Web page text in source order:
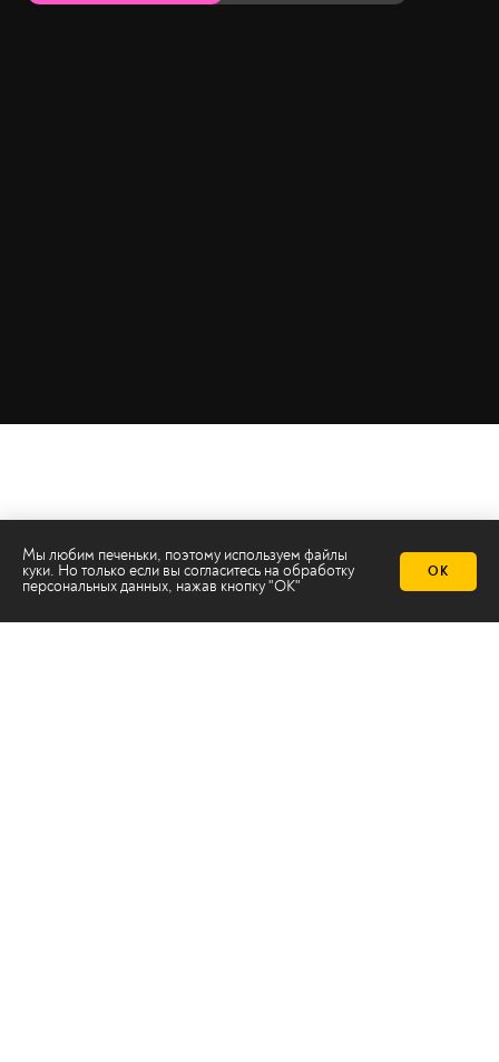
Мы любим печеньки, поэтому используем файлы
куки. Но только если вы согласитесь на обработку
персональных данных, нажав кнопку "ОК"
ОК